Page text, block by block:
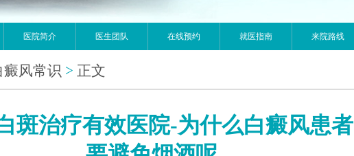
医院简介 医生团队 在线预约 就医指南 来院路线
癜风常识 > 正文
斑治疗有效医院-为什么白癜风患者